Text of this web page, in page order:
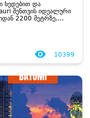
ხედებით და
შენთვის იდეალური
2200 მეტრზე,
10399